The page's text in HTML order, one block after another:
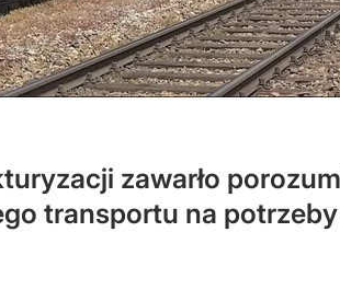
zawarło
transportu na